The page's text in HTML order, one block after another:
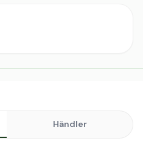
Händler